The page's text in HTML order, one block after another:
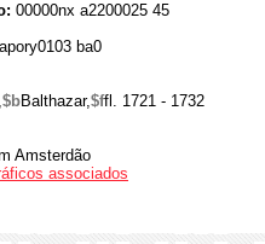
00000nx a2200025 45
ba0
$bBalthazar,$ffl. 1721 - 1732
Amsterdão
associados